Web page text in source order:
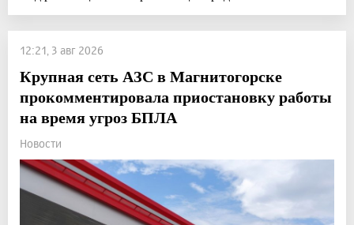
12:21, 3 авг 2026
Крупная сеть АЗС в Магнитогорске
прокомментировала приостановку работы
на время угроз БПЛА
Новости